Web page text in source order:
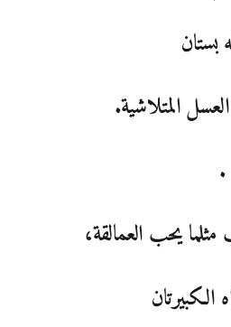
بستان
المتلاشية.
.
يحب العمالقة،